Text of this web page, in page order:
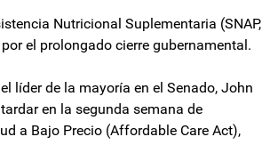
Nutricional Suplementaria (SNAP,
el prolongado cierre gubernamental.
líder de la mayoría en el Senado, John
en la segunda semana de
a Bajo Precio (Affordable Care Act),